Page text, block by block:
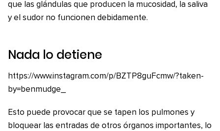
que las glándulas que producen la mucosidad, la saliva
y el sudor no funcionen debidamente.
Nada lo detiene
https://www.instagram.com/p/BZTP8guFcmw/?taken-
by=benmudge_
Esto puede provocar que se tapen los pulmones y
bloquear las entradas de otros órganos importantes, lo